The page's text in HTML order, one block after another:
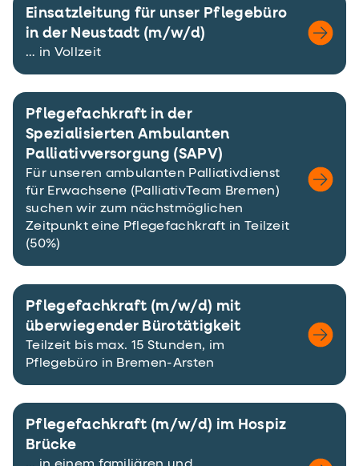
Einsatzleitung für unser Pflegebüro
in der Neustadt (m/w/d)
… in Vollzeit
Pflegefachkraft in der
Spezialisierten Ambulanten
Palliativversorgung (SAPV)
Für unseren ambulanten Palliativdienst
für Erwachsene (PalliativTeam Bremen)
suchen wir zum nächstmöglichen
Zeitpunkt eine Pflegefachkraft in Teilzeit
(50%)
Pflegefachkraft (m/w/d) mit
überwiegender Bürotätigkeit
Teilzeit bis max. 15 Stunden, im
Pflegebüro in Bremen-Arsten
Pflegefachkraft (m/w/d) im Hospiz
Brücke